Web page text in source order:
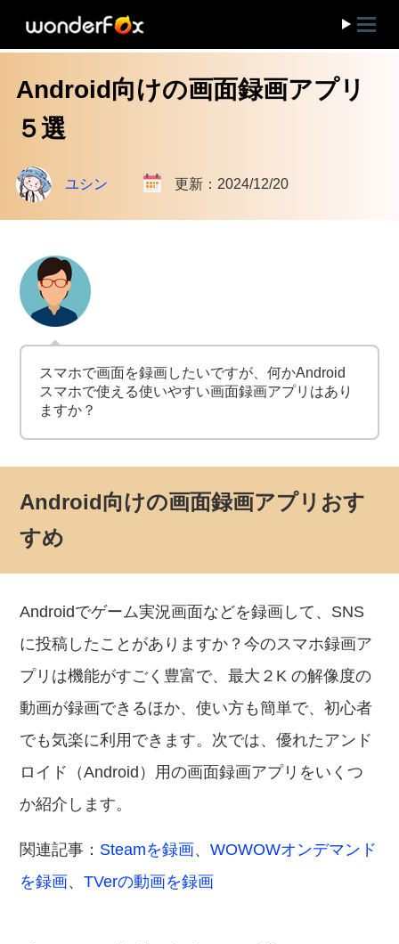
Android向けの画面録画アプリ
５選
ユシン 更新：2024/12/20
スマホで画面を録画したいですが、何かAndroid
スマホで使える使いやすい画面録画アプリはあり
ますか？
Android向けの画面録画アプリおす
すめ
Androidでゲーム実況画面などを録画して、SNS
に投稿したことがありますか？今のスマホ録画ア
プリは機能がすごく豊富で、最大２K の解像度の
動画が録画できるほか、使い方も簡単で、初心者
でも気楽に利用できます。次では、優れたアンド
ロイド（Android）用の画面録画アプリをいくつ
か紹介します。
関連記事： Steamを録画、WOWOWオンデマンド
を録画、TVerの動画を録画